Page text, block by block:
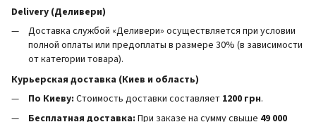
Delivery (Деливери)
Доставка службой «Деливери» осуществляется при условии
полной оплаты или предоплаты в размере 30% (в зависимости
от категории товара).
Курьерская доставка (Киев и область)
По Киеву: Стоимость доставки составляет 1200 грн.
Бесплатная доставка: При заказе на сумму свыше 49 000